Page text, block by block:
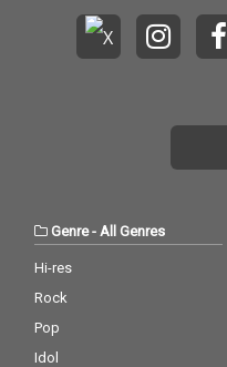
い内容に仕上がってい
る。
Genre- All Genres
Hi-res
Rock
Pop
Idol